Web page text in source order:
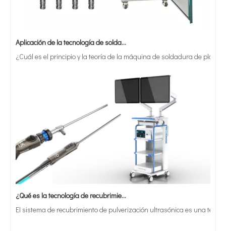
¿Cuál es el principio y la teoría de la máquina de soldadura de
¿Qué es la tecnología de recubrimiento por pulverización ultrasónica de endoscopio semiconductor?
El sistema de recubrimiento de pulverización ultrasónica es una